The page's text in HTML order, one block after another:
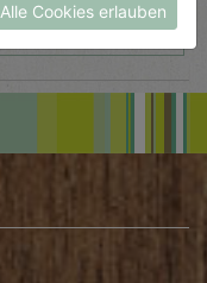
ANSEHEN
Alle Cookies erlauben